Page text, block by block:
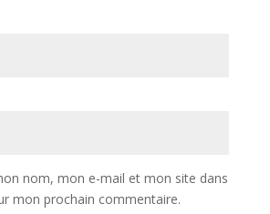
nom, mon e-mail et mon site dans
mon prochain commentaire.